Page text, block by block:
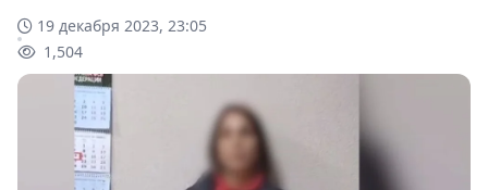
19 декабря 2023, 23:05
1,504